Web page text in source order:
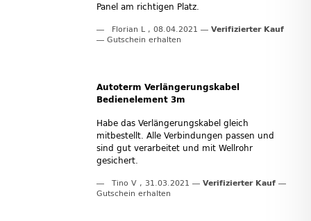
Panel am richtigen Platz.
Florian L , 08.04.2021
Verifizierter Kauf
Gutschein erhalten
Autoterm Verlängerungskabel
Bedienelement 3m
Habe das Verlängerungskabel gleich
mitbestellt. Alle Verbindungen passen und
sind gut verarbeitet und mit Wellrohr
gesichert.
Tino V , 31.03.2021
Verifizierter Kauf
Gutschein erhalten